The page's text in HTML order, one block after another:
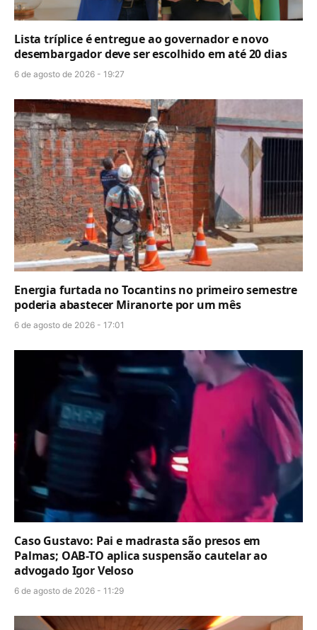
Lista tríplice é entregue ao governador e novo
desembargador deve ser escolhido em até 20 dias
6 de agosto de 2026 - 19:27
Energia furtada no Tocantins no primeiro semestre
poderia abastecer Miranorte por um mês
6 de agosto de 2026 - 17:01
Caso Gustavo: Pai e madrasta são presos em
Palmas; OAB-TO aplica suspensão cautelar ao
advogado Igor Veloso
6 de agosto de 2026 - 11:29